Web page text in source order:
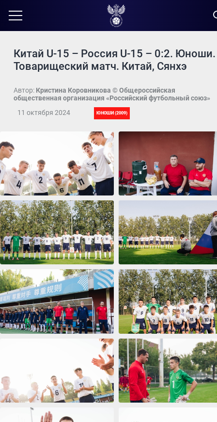
Китай U-15 – Россия U-15 – 0:2. Юноши.
Товарищеский матч. Китай, Сянхэ
Автор: Кристина Коровникова © Общероссийская
общественная организация «Российский футбольный союз»
11 октября 2024
ЮНОШИ (2009)